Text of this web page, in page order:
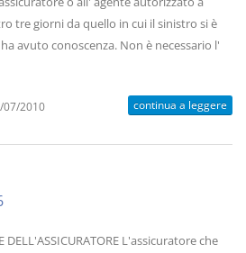
tre giorni da quello in cui il sinistro si è
avuto conoscenza. Non è necessario l'
07/2010 continua a leggere
DELL'ASSICURATORE L'assicuratore che